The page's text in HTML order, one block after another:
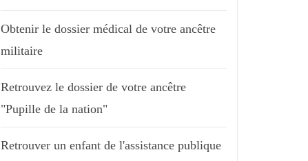
Obtenir le dossier médical de votre ancêtre
militaire
Retrouvez le dossier de votre ancêtre
"Pupille de la nation"
Retrouver un enfant de l'assistance publique